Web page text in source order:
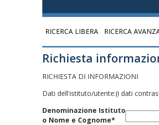
RICERCA LIBERA RICERCA
Richiesta
RICHIESTA DI INFORMAZIONI
Dati dell'istituto/utente:(i dati
Denominazione Istituto
o Nome e Cognome*